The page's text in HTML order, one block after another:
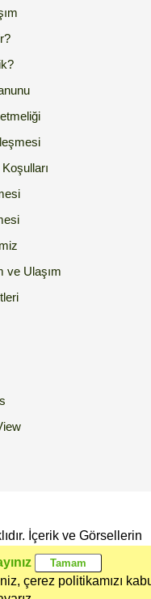
Müşteri
ve Ulaşım
çerez politikamızı
İçerik ve Görsellerin
Yasaktır.